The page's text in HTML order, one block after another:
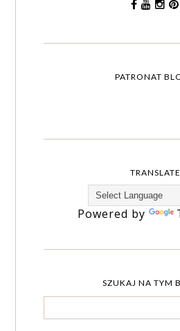
PATRONAT
TRANSLATE
Powered by
SZUKAJ NA TYM